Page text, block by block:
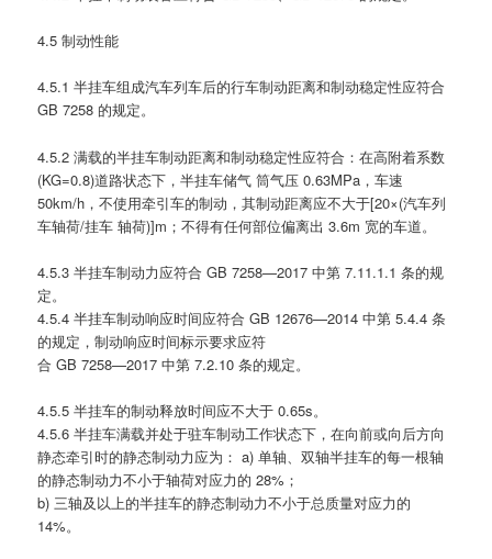
4.5 制动性能
4.5.1 半挂车组成汽车列车后的行车制动距离和制动稳定性应符合
GB 7258 的规定。
4.5.2 满载的半挂车制动距离和制动稳定性应符合：在高附着系数
(KG=0.8)道路状态下，半挂车储气 筒气压 0.63MPa，车速
50km/h，不使用牵引车的制动，其制动距离应不大于[20×(汽车列
车轴荷/挂车 轴荷)]m；不得有任何部位偏离出 3.6m 宽的车道。
4.5.3 半挂车制动力应符合 GB 7258—2017 中第 7.11.1.1 条的规
定。
4.5.4 半挂车制动响应时间应符合 GB 12676—2014 中第 5.4.4 条
的规定，制动响应时间标示要求应符
合 GB 7258—2017 中第 7.2.10 条的规定。
4.5.5 半挂车的制动释放时间应不大于 0.65s。
4.5.6 半挂车满载并处于驻车制动工作状态下，在向前或向后方向
静态牵引时的静态制动力应为： a) 单轴、双轴半挂车的每一根轴
的静态制动力不小于轴荷对应力的 28%；
b) 三轴及以上的半挂车的静态制动力不小于总质量对应力的
14%。